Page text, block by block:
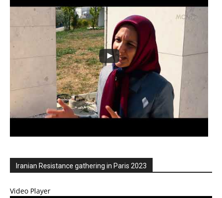
Iranian Resistance gathering in Paris 2023
Video Player